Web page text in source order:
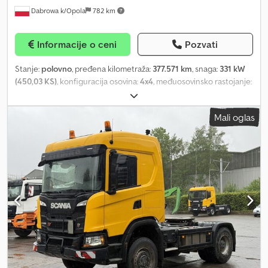
Dabrowa k/Opola 782 km
Informacije o ceni Pozvati
Stanje: polovno, pređena kilometraža: 377.571 km, snaga: 331 kW
(450,03 KS), konfiguracija osovina:4x4, međuosovinsko rastojanje:
, tip prenosa:automatski
Euro 6, ukupna dužina:5.900 mm, ukupna širina:2.550 mm,
, Godina proizvodnje: , Oprema: ABS,
centralno zaključavanje, diferencijalna blokada, električno
podesivo ogledalo, električno podešavanje prozora, klima
uređaj, tempomat, = Dodatne opcije i oprema = - Grejanje - Klima
uređaj - Radio Dcodpfx Adsy R Sfgsyok - Klizni ili panoramski krov -
Sunčana vizir/zaštitna klapna = Dodatne informacije = Prazna
masa: 8.750 kg Nosivost: 9.250 kg Dozvoljena ukupna masa: 18.000
kg
Mali oglas